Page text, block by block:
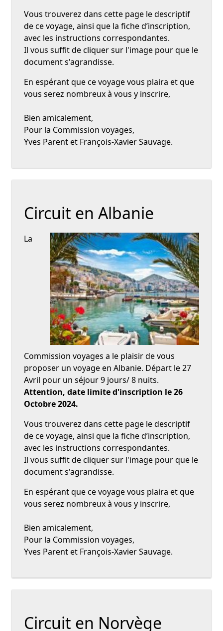
Vous trouverez dans cette page le descriptif
de ce voyage, ainsi que la fiche d’inscription,
avec les instructions correspondantes.
Il vous suffit de cliquer sur l'image pour que le
document s'agrandisse.
En espérant que ce voyage vous plaira et que
vous serez nombreux à vous y inscrire,
Bien amicalement,
Pour la Commission voyages,
Yves Parent et François-Xavier Sauvage.
Circuit en Albanie
La
Commission voyages a le plaisir de vous
proposer un voyage en Albanie. Départ le 27
Avril pour un séjour 9 jours/ 8 nuits.
Attention, date limite d'inscription le 26
Octobre 2024.
Vous trouverez dans cette page le descriptif
de ce voyage, ainsi que la fiche d’inscription,
avec les instructions correspondantes.
Il vous suffit de cliquer sur l'image pour que le
document s'agrandisse.
En espérant que ce voyage vous plaira et que
vous serez nombreux à vous y inscrire,
Bien amicalement,
Pour la Commission voyages,
Yves Parent et François-Xavier Sauvage.
Circuit en Norvège